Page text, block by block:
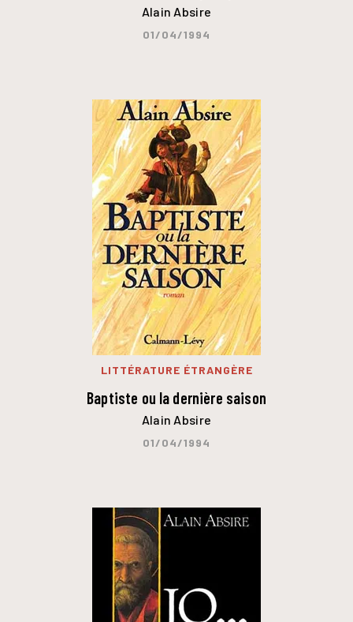
Alain Absire
01/04/1994
LITTÉRATURE ÉTRANGÈRE
Baptiste ou la dernière saison
Alain Absire
01/04/1994